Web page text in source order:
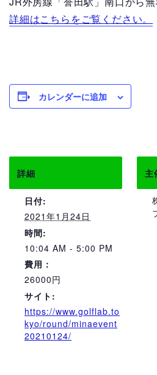
詳細はこちらをご覧ください。
カレンダーに追加
詳細
日付:
2021年1月24日
時間:
10:04 AM - 5:00 PM
費用：
26000円
サイト:
https://www.golflab.to
kyo/round/minaevent
20210124/
主